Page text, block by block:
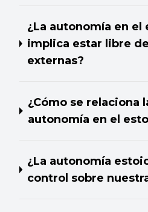
¿La autonomía en
implica estar libre
externas?
¿Cómo se relaciona
autonomía en el
¿La autonomía
control sobre